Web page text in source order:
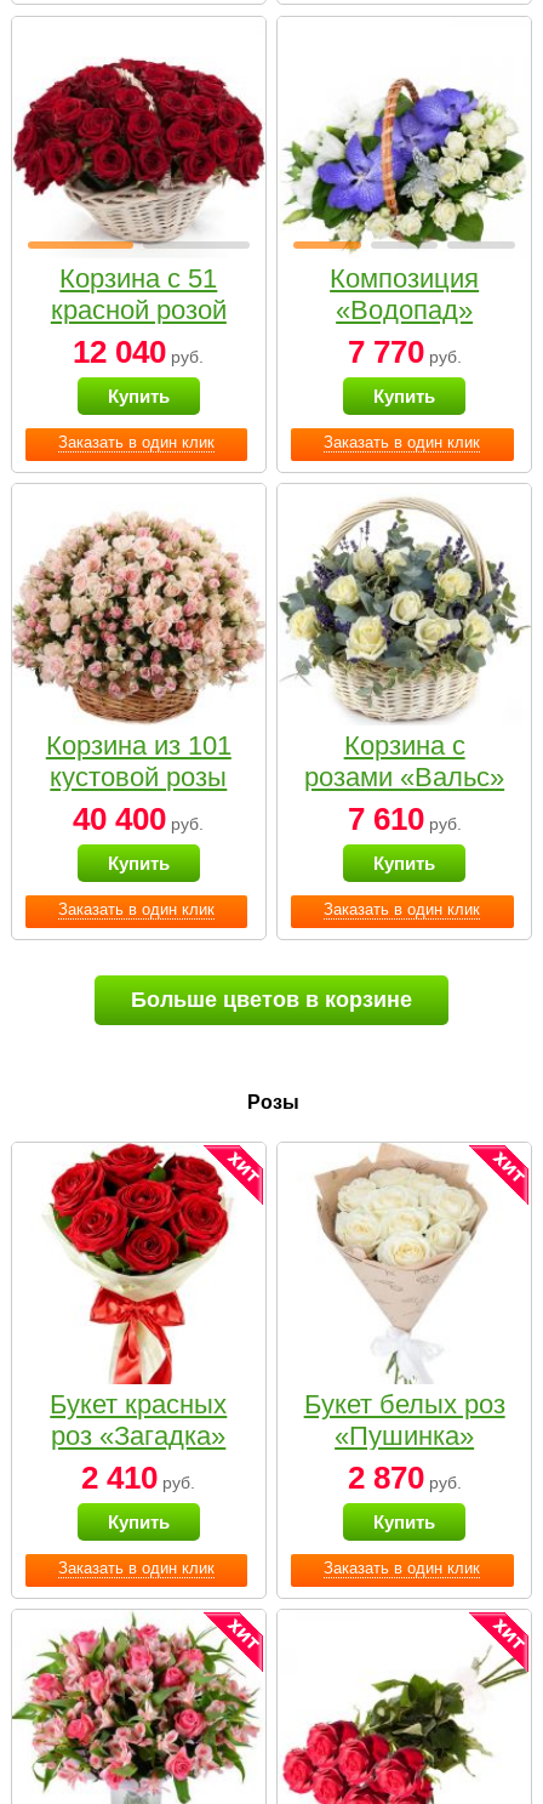
Заказать в один клик
Корзина с 51
красной розой
12 040 руб.
Купить
Заказать в один клик
Композиция
«Водопад»
7 770руб.
Купить
Заказать в один клик
Корзина из 101
кустовой розы
нежных тонов
40 400 руб.
Купить
Заказать в один клик
Корзина с
розами «Вальс»
7 610руб.
Купить
Больше цветов в корзине
Розы
Заказать в один клик
Букет красных
роз «Загадка»
2 410 руб.
Купить
Заказать в один клик
Букет белых роз
«Пушинка»
2 870руб.
Купить